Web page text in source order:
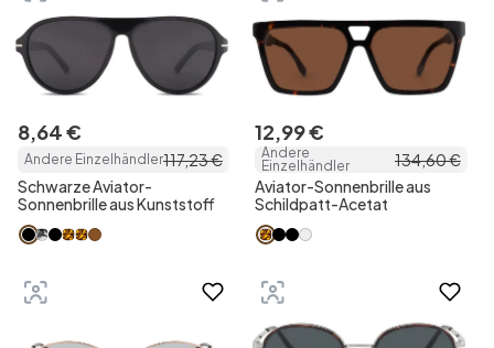
8,64€
Andere Einzelhändler117,23€
Schwarze Aviator-
Sonnenbrille aus Kunststoff
12,99€
Andere
Einzelhändler
134,60€
Aviator-Sonnenbrille aus
Schildpatt-Acetat